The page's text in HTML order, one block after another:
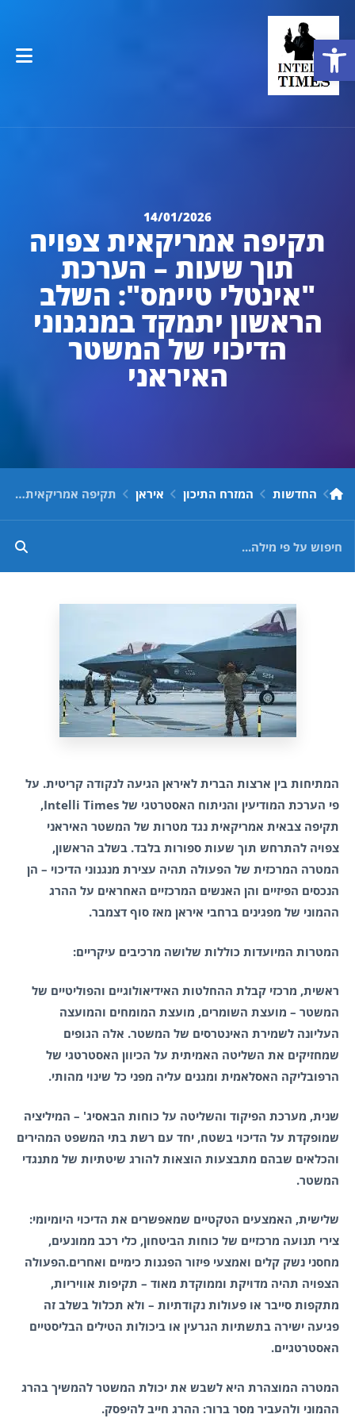
14/01/2026
תקיפה אמריקאית צפויה
תוך שעות – הערכת
"אינטלי טיימס": השלב
הראשון יתמקד במנגנוני
הדיכוי של המשטר
האיראני
החדשות המזרח התיכון איראן תקיפה אמריקאית צפויה תוך שעות – הערכת "אינטלי טיימס": השלב הראשון יתמקד במנגנוני הדיכוי של המשטר האיראני
המתיחות בין ארצות הברית לאיראן הגיעה לנקודה קריטית. על
פי הערכת המודיעין והניתוח האסטרטגי של Intelli Times,
תקיפה צבאית אמריקאית נגד מטרות של המשטר האיראני
צפויה להתרחש תוך שעות ספורות בלבד. בשלב הראשון,
המטרה המרכזית של הפעולה תהיה עצירת מנגנוני הדיכוי – הן
הנכסים הפיזיים והן האנשים המרכזיים האחראים על ההרג
ההמוני של מפגינים ברחבי איראן מאז סוף דצמבר.
המטרות המיועדות כוללות שלושה מרכיבים עיקריים:
ראשית, מרכזי קבלת ההחלטות האידיאולוגיים והפוליטיים של
המשטר – מועצת השומרים, מועצת המומחים והמועצה
העליונה לשמירת האינטרסים של המשטר. אלה הגופים
שמחזיקים את השליטה האמיתית על הכיוון האסטרטגי של
הרפובליקה האסלאמית ומגנים עליה מפני כל שינוי מהותי.
שנית, מערכת הפיקוד והשליטה על כוחות הבאסיג' – המיליציה
שמופקדת על הדיכוי בשטח, יחד עם רשת בתי המשפט המהירים
והכלאים שבהם מתבצעות הוצאות להורג שיטתיות של מתנגדי
המשטר.
שלישית, האמצעים הטקטיים שמאפשרים את הדיכוי היומיומי:
צירי תנועה מרכזיים של כוחות הביטחון, כלי רכב ממונעים,
מחסני נשק קלים ואמצעי פיזור הפגנות כימיים ואחרים.הפעולה
הצפויה תהיה מדויקת וממוקדת מאוד – תקיפות אוויריות,
מתקפות סייבר או פעולות נקודתיות – ולא תכלול בשלב זה
פגיעה ישירה בתשתיות הגרעין או ביכולות הטילים הבליסטיים
האסטרטגיים.
המטרה המוצהרת היא לשבש את יכולת המשטר להמשיך בהרג
ההמוני ולהעביר מסר ברור: ההרג חייב להיפסק.
פתח סרגל נגישות